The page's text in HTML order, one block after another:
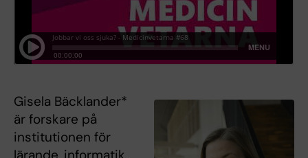
Gisela Bäcklander*
är forskare på
institutionen för